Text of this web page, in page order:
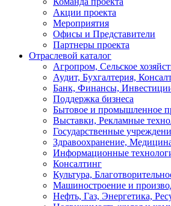
Акции проекта
Мероприятия
Офисы и Представители
Партнеры проекта
Отраслевой каталог
Агропром, Сельское
Аудит, Бухгалтерия,
Банк, Финансы,
Поддержка бизнеса
Бытовое и промышленное
Выставки, Рекламные
Государственные
Здравоохранение,
Информационные
Консалтинг
Культура,
Машиностроение и
Нефть, Газ, Энергетика,